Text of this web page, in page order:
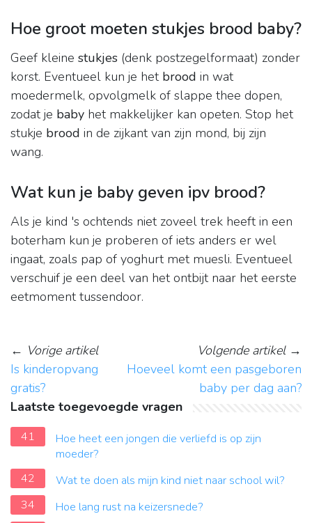
Hoe groot moeten stukjes brood baby?
Geef kleine stukjes (denk postzegelformaat) zonder
korst. Eventueel kun je het brood in wat
moedermelk, opvolgmelk of slappe thee dopen,
zodat je baby het makkelijker kan opeten. Stop het
stukje brood in de zijkant van zijn mond, bij zijn
wang.
Wat kun je baby geven ipv brood?
Als je kind 's ochtends niet zoveel trek heeft in een
boterham kun je proberen of iets anders er wel
ingaat, zoals pap of yoghurt met muesli. Eventueel
verschuif je een deel van het ontbijt naar het eerste
eetmoment tussendoor.
← Vorige artikel
Is kinderopvang
gratis?
Volgende artikel→
Hoeveel komt een pasgeboren
baby per dag aan?
Laatste toegevoegde vragen
41
Hoe heet een jongen die verliefd is op zijn
moeder?
42
Wat te doen als mijn kind niet naar school wil?
34
Hoe lang rust na keizersnede?